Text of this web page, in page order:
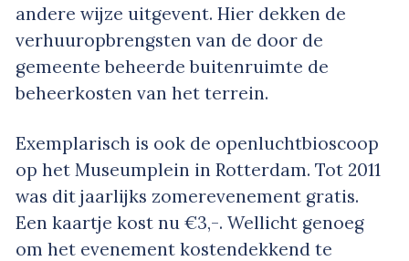
andere wijze uitgevent. Hier dekken de
verhuuropbrengsten van de door de
gemeente beheerde buitenruimte de
beheerkosten van het terrein.
Exemplarisch is ook de openluchtbioscoop
op het Museumplein in Rotterdam. Tot 2011
was dit jaarlijks zomerevenement gratis.
Een kaartje kost nu €3,-. Wellicht genoeg
om het evenement kostendekkend te